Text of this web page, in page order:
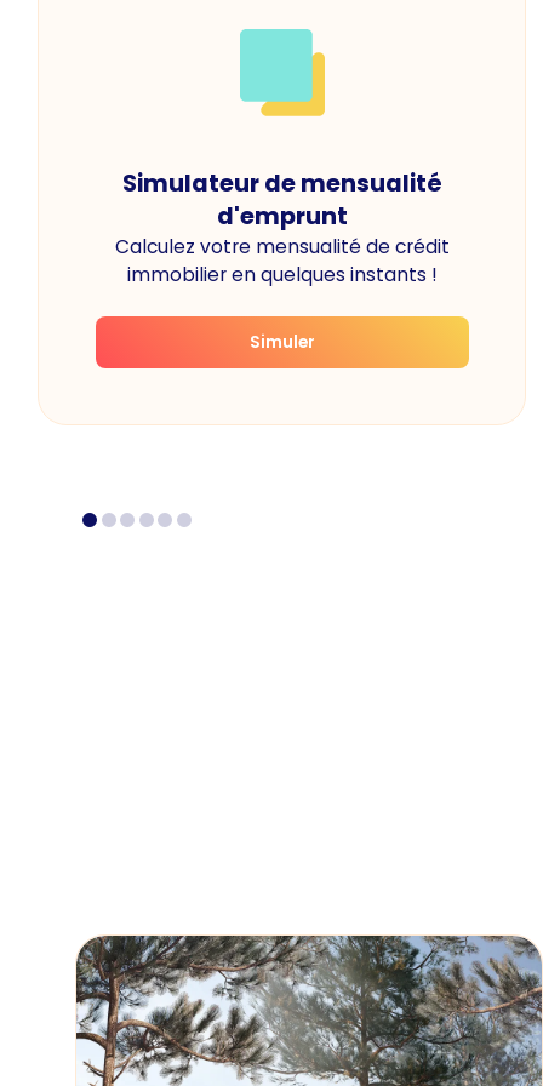
Simulateur de mensualité
d'emprunt
Calculez votre mensualité de crédit
immobilier en quelques instants !
Simuler